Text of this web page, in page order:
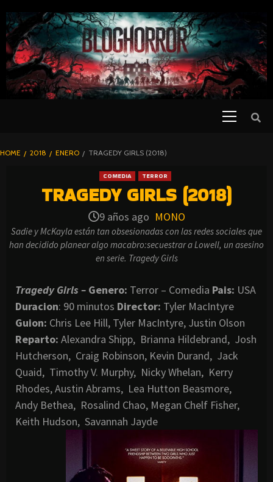
TO
CONTENT
BLOGHORROR
HOME 2018 ENERO TRAGEDY GIRLS (2018)
COMEDIA TERROR
TRAGEDY GIRLS (2018)
9 años ago MONO
Sadie y McKayla están tan obsesionadas con las redes sociales que
han decidido planear algo macabro:secuestrar a Lowell, un asesino
en serie. Tragedy Girls
Tragedy Girls – Genero: Terror – Comedia Pais: USA
Duracion: 90 minutos Director: Tyler MacIntyre
Guion: Chris Lee Hill, Tyler MacIntyre, Justin Olson
Reparto: Alexandra Shipp, Brianna Hildebrand, Josh
Hutcherson, Craig Robinson, Kevin Durand, Jack
Quaid, Timothy V. Murphy, Nicky Whelan, Kerry
Rhodes, Austin Abrams, Lea Hutton Beasmore,
Andy Bethea, Rosalind Chao, Megan Chelf Fisher,
Keith Hudson, Savannah Jayde